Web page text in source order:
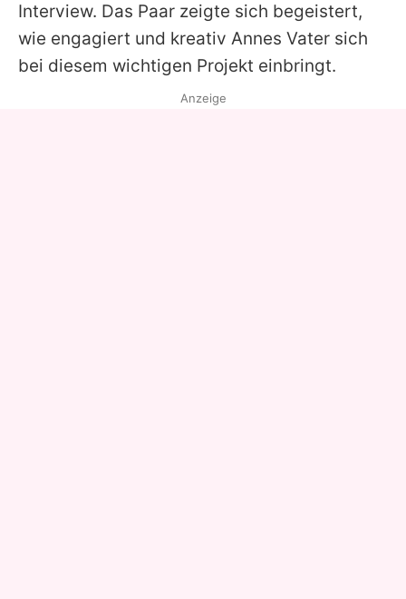
Interview. Das Paar zeigte sich begeistert,
wie engagiert und kreativ Annes Vater sich
bei diesem wichtigen Projekt einbringt.
Anzeige